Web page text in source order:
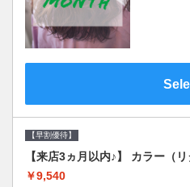
【早割優待】
【来店3ヵ月以内♪】 カラー（
￥9,540